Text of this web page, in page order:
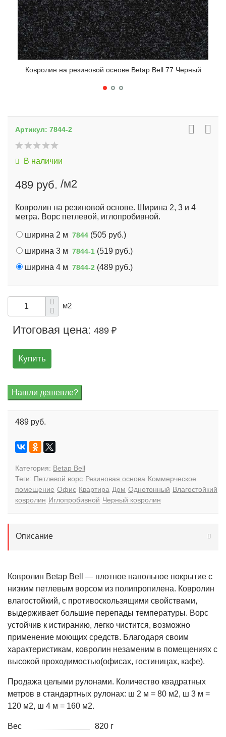
Ковролин на резиновой основе Betap Bell 77 Черный
Артикул: 7844-2
В наличии
489 руб. /м2
Ковролин на резиновой основе. Ширина 2, 3 и 4
метра. Ворс петлевой, иглопробивной.
ширина 2 м 7844 (505 руб.)
ширина 3 м 7844-1 (519 руб.)
ширина 4 м 7844-2 (489 руб.)
м2
Итоговая цена: 489 ₽
Купить
489 руб.
Категория: Betap Bell
Теги: Петлевой ворс Резиновая основа Коммерческое
помещение Офис Квартира Дом Однотонный Влагостойкий
ковролин Иглопробивной Черный ковролин
Описание
Ковролин Betap Bell — плотное напольное покрытие с
низким петлевым ворсом из полипропилена. Ковролин
влагостойкий, с противоскользящими свойствами,
выдерживает большие перепады температуры. Ворс
устойчив к истиранию, легко чистится, возможно
применение моющих средств. Благодаря своим
характеристикам, ковролин незаменим в помещениях с
высокой проходимостью(офисах, гостиницах, кафе).
Продажа целыми рулонами. Количество квадратных
метров в стандартных рулонах: ш 2 м = 80 м2, ш 3 м =
120 м2, ш 4 м = 160 м2.
Вес 820 г